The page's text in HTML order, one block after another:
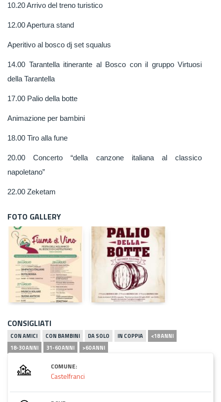
10.20 Arrivo del treno turistico
12.00 Apertura stand
Aperitivo al bosco dj set squalus
14.00 Tarantella itinerante al Bosco con il gruppo Virtuosi
della Tarantella
17.00 Palio della botte
Animazione per bambini
18.00 Tiro alla fune
20.00 Concerto “della canzone italiana al classico
napoletano”
22.00 Zeketam
FOTO GALLERY
CONSIGLIATI
CON AMICI CON BAMBINI DA SOLO IN COPPIA
<18 ANNI
18-30 ANNI
31-60 ANNI >60 ANNI
COMUNE:
Castelfranci